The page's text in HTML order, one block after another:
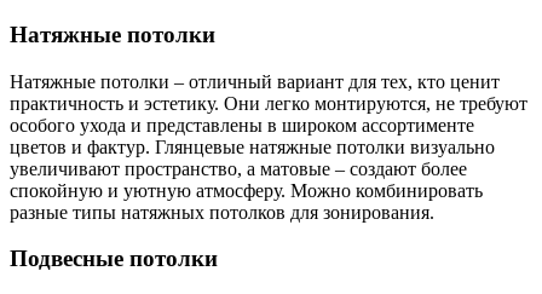
Натяжные потолки
Натяжные потолки – отличный вариант для тех, кто ценит
практичность и эстетику. Они легко монтируются, не требуют
особого ухода и представлены в широком ассортименте
цветов и фактур. Глянцевые натяжные потолки визуально
увеличивают пространство, а матовые – создают более
спокойную и уютную атмосферу. Можно комбинировать
разные типы натяжных потолков для зонирования.
Подвесные потолки